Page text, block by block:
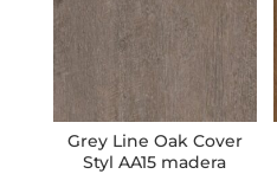
Grey Line Oak Cover
Styl AA15 madera